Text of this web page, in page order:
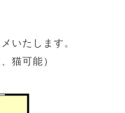
いたします。
猫可能）